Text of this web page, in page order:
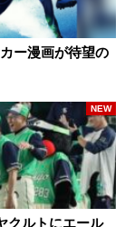
ー漫画が待望の
クルトにエール
NEW